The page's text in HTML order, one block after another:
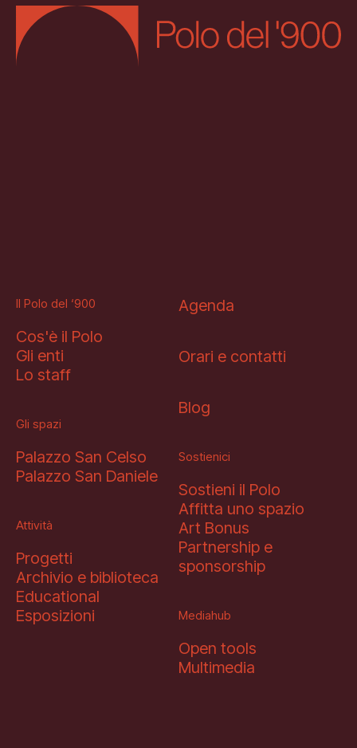
Il Polo del ‘900
Cos'è il Polo
Gli enti
Lo staff
Gli spazi
Palazzo San Celso
Palazzo San Daniele
Attività
Progetti
Archivio e biblioteca
Educational
Esposizioni
Agenda
Orari e contatti
Blog
Sostienici
Sostieni il Polo
Affitta uno spazio
Art Bonus
Partnership e
sponsorship
Mediahub
Open tools
Multimedia